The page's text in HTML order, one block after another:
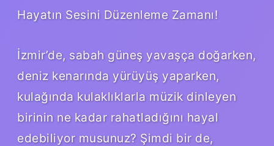
Hayatın Sesini Düzenleme Zamanı!
İzmir’de, sabah güneş yavaşça doğarken,
deniz kenarında yürüyüş yaparken,
kulağında kulaklıklarla müzik dinleyen
birinin ne kadar rahatladığını hayal
edebiliyor musunuz? Şimdi bir de,